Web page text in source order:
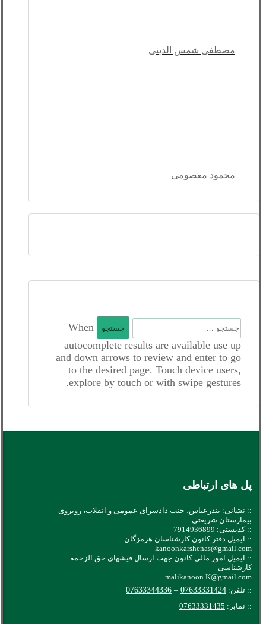
مصطفی شمس الدینی
محمود معصومی
جستجو
برای:
When
autocomplete results are available use up
and down arrows to review and enter to go
to the desired page. Touch device users,
explore by touch or with swipe gestures.
پل های ارتباطی
:: نشانی: بندرعباس، جنب دادسرای عمومی و انقلاب، روبروی
بیمارستان شریعتی
:: کدپستی: 7914936899
:: ایمیل دفتر کانون کارشناسان هرمزگان
kanoonkarshenas@gmail.com
:: ایمیل امور مالی کانون جهت ارسال فیشهای حق الزحمه
کارشناسی
malikanoon.K@gmail.com
:: تلفن: 07633331424
–
07633344336
:: نمابر: 07633331435